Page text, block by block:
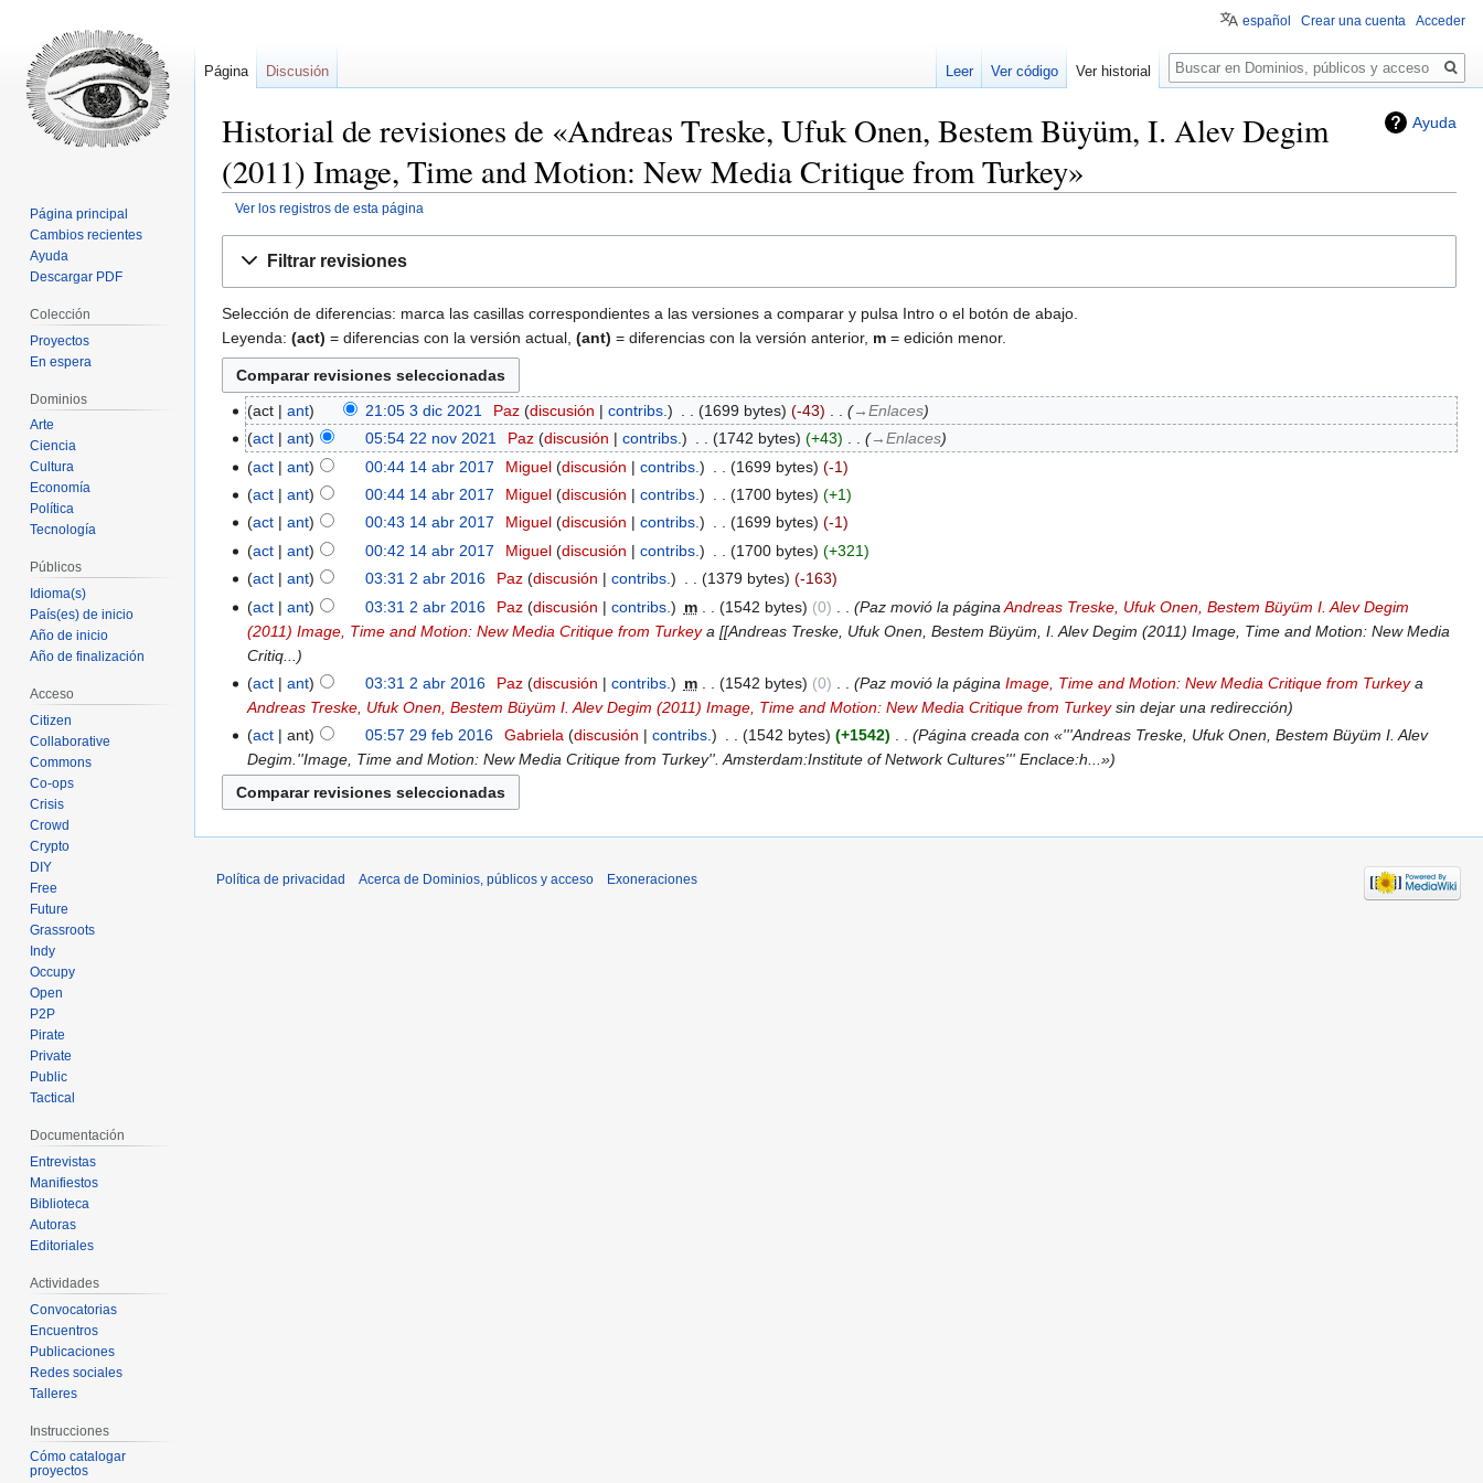
Ayuda
Historial de revisiones de «Andreas Treske, Ufuk Onen, Bestem Büyüm, I. Alev Degim
(2011) Image, Time and Motion: New Media Critique from Turkey»
Ver los registros de esta página
navegación
búsqueda
Filtrar revisiones
Selección de diferencias: marca las casillas correspondientes a las versiones a comparar y pulsa Intro o el botón de abajo.
Leyenda: (act) = diferencias con la versión actual, (ant) = diferencias con la versión anterior, m = edición menor.
act ant 21:05 3 dic 2021 Paz discusión contribs. 1699 bytes -43
→‎Enlaces
act
ant 05:54 22 nov 2021 Paz discusión contribs. 1742 bytes +43
→‎Enlaces
act
ant 00:44 14 abr 2017 Miguel discusión contribs. 1699 bytes
-1
act
ant 00:44 14 abr 2017 Miguel discusión contribs. 1700 bytes
+1
act
ant 00:43 14 abr 2017 Miguel discusión contribs. 1699 bytes
-1
act
ant 00:42 14 abr 2017 Miguel discusión contribs. 1700 bytes
+321
act
ant 03:31 2 abr 2016 Paz discusión contribs. 1379 bytes
-163
act
ant 03:31 2 abr 2016 Paz discusión contribs. m 1542 bytes 0 Paz movió la página Andreas Treske, Ufuk Onen, Bestem Büyüm I. Alev Degim
(2011) Image, Time and Motion: New Media Critique from Turkeya [[Andreas Treske, Ufuk Onen, Bestem Büyüm, I. Alev Degim (2011) Image, Time and Motion: New Media
Critiq...
act
ant 03:31 2 abr 2016 Paz discusión contribs. m 1542 bytes 0 Paz movió la página Image, Time and Motion: New Media Critique from Turkeya
Andreas Treske, Ufuk Onen, Bestem Büyüm I. Alev Degim (2011) Image, Time and Motion: New Media Critique from Turkeysin dejar una redirección
act
ant 05:57 29 feb 2016 Gabriela discusión contribs. 1542 bytes +1542
Página creada con «'''Andreas Treske, Ufuk Onen, Bestem Büyüm I. Alev
Degim.''Image, Time and Motion: New Media Critique from Turkey''. Amsterdam:Institute of Network Cultures''' Enclace:h...»
español Crear una cuenta Acceder
Página Discusión Leer Ver código Ver historial
Buscar
Página principal
Cambios recientes
Ayuda
Descargar PDF
Colección
Proyectos
En espera
Dominios
Arte
Ciencia
Cultura
Economía
Política
Tecnología
Públicos
Idioma(s)
País(es) de inicio
Año de inicio
Año de finalización
Acceso
Citizen
Collaborative
Commons
Co-ops
Crisis
Crowd
Crypto
DIY
Free
Future
Grassroots
Indy
Occupy
Open
P2P
Pirate
Private
Public
Tactical
Documentación
Entrevistas
Manifiestos
Biblioteca
Autoras
Editoriales
Actividades
Convocatorias
Encuentros
Publicaciones
Redes sociales
Talleres
Instrucciones
Cómo catalogar
proyectos
Política de privacidad Acerca de Dominios, públicos y acceso Exoneraciones